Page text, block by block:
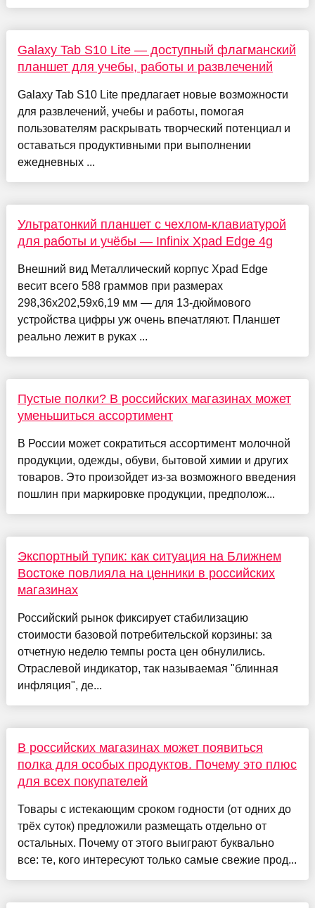
Galaxy Tab S10 Lite — доступный флагманский
планшет для учебы, работы и развлечений
Galaxy Tab S10 Lite предлагает новые возможности
для развлечений, учебы и работы, помогая
пользователям раскрывать творческий потенциал и
оставаться продуктивными при выполнении
ежедневных ...
Ультратонкий планшет с чехлом-клавиатурой
для работы и учёбы — Infinix Xpad Edge 4g
Внешний вид Металлический корпус Xpad Edge
весит всего 588 граммов при размерах
298,36х202,59х6,19 мм — для 13-дюймового
устройства цифры уж очень впечатляют. Планшет
реально лежит в руках ...
Пустые полки? В российских магазинах может
уменьшиться ассортимент
В России может сократиться ассортимент молочной
продукции, одежды, обуви, бытовой химии и других
товаров. Это произойдет из-за возможного введения
пошлин при маркировке продукции, предполож...
Экспортный тупик: как ситуация на Ближнем
Востоке повлияла на ценники в российских
магазинах
Российский рынок фиксирует стабилизацию
стоимости базовой потребительской корзины: за
отчетную неделю темпы роста цен обнулились.
Отраслевой индикатор, так называемая "блинная
инфляция", де...
В российских магазинах может появиться
полка для особых продуктов. Почему это плюс
для всех покупателей
Товары с истекающим сроком годности (от одних до
трёх суток) предложили размещать отдельно от
остальных. Почему от этого выиграют буквально
все: те, кого интересуют только самые свежие прод...